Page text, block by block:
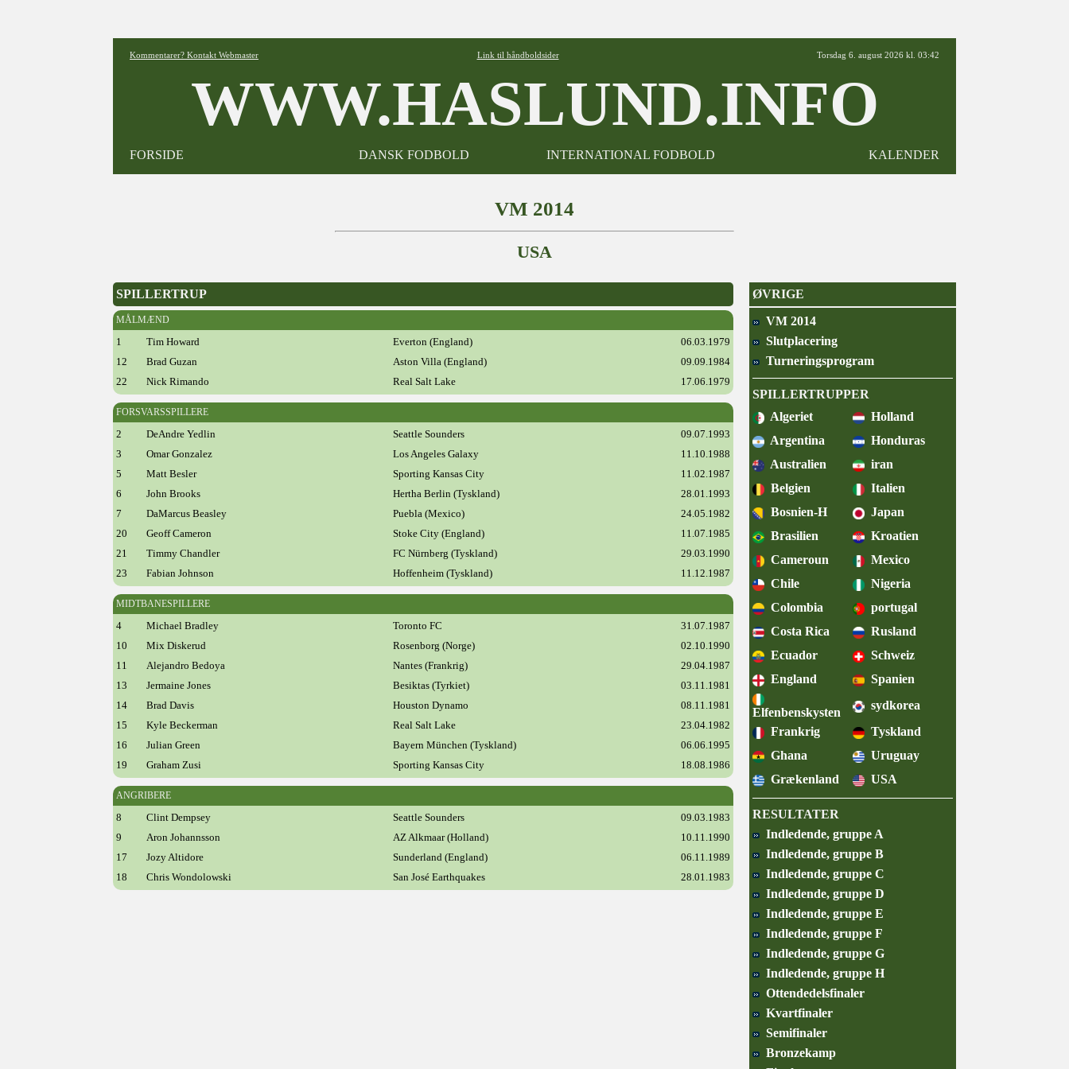
Kommentarer? Kontakt Webmaster Link til håndboldsider Torsdag 6. august 2026 kl. 03:42
WWW.HASLUND.INFO
FORSIDE DANSK FODBOLD INTERNATIONAL FODBOLD KALENDER
VM 2014
USA
SPILLERTRUP
MÅLMÆND
1 Tim Howard Everton (England)
06.03.1979
12
Brad Guzan Aston Villa (England)
09.09.1984
22
Nick Rimando Real Salt Lake 17.06.1979
FORSVARSSPILLERE
2 DeAndre Yedlin Seattle Sounders
09.07.1993
3
Omar Gonzalez Los Angeles Galaxy
11.10.1988
5
Matt Besler Sporting Kansas City
11.02.1987
6
John Brooks Hertha Berlin (Tyskland)
28.01.1993
7
DaMarcus Beasley Puebla (Mexico)
24.05.1982
20
Geoff Cameron Stoke City (England)
11.07.1985
21
Timmy Chandler FC Nürnberg (Tyskland)
29.03.1990
23
Fabian Johnson Hoffenheim (Tyskland) 11.12.1987
MIDTBANESPILLERE
4 Michael Bradley Toronto FC
31.07.1987
10
Mix Diskerud Rosenborg (Norge)
02.10.1990
11
Alejandro Bedoya Nantes (Frankrig)
29.04.1987
13
Jermaine Jones Besiktas (Tyrkiet)
03.11.1981
14
Brad Davis Houston Dynamo
08.11.1981
15
Kyle Beckerman Real Salt Lake
23.04.1982
16
Julian Green Bayern München (Tyskland)
06.06.1995
19
Graham Zusi Sporting Kansas City 18.08.1986
ANGRIBERE
8 Clint Dempsey Seattle Sounders
09.03.1983
9
Aron Johannsson AZ Alkmaar (Holland)
10.11.1990
17
Jozy Altidore Sunderland (England)
06.11.1989
18
Chris Wondolowski San José Earthquakes 28.01.1983
ØVRIGE
VM 2014
Slutplacering
Turneringsprogram
SPILLERTRUPPER
Algeriet
Holland
Argentina
Honduras
Australien
iran
Belgien
Italien
Bosnien-H
Japan
Brasilien
Kroatien
Cameroun
Mexico
Chile
Nigeria
Colombia
portugal
Costa Rica
Rusland
Ecuador
Schweiz
England
Spanien
Elfenbenskysten
sydkorea
Frankrig
Tyskland
Ghana
Uruguay
Grækenland
USA
RESULTATER
Indledende, gruppe A
Indledende, gruppe B
Indledende, gruppe C
Indledende, gruppe D
Indledende, gruppe E
Indledende, gruppe F
Indledende, gruppe G
Indledende, gruppe H
Ottendedelsfinaler
Kvartfinaler
Semifinaler
Bronzekamp